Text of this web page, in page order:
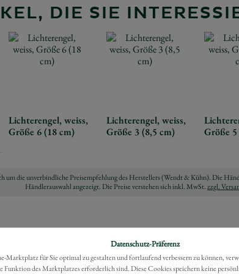
DIE SIE
Lichterengel, weiss,
Größe 6 (18 cm)
Lichterengel, weiss,
Größe 3 (8,5 cm)
Größe
um die unverbindliche Preisempfehlung des Herstellers (Wendt & Kühn). Die
Händlerauswahl angezeigt. Die Preise verstehen sich inkl. MwSt.zzgl.
Datenschutz-Präferenz
Marktplatz für Sie optimal zu gestalten und fortlaufend verbessern zu können,
Funktion des Marktplatzes erforderlich sind. Diese Cookies speichern keine